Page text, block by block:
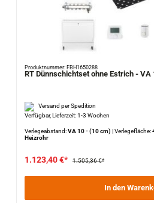
Produktnummer: FBH1650288
RT Dünnschichtset ohne Estrich - VA
Versand per Spedition
Verfügbar, Lieferzeit: 1-3 Wochen
Verlegeabstand:
VA 10 - (10 cm) |Verlegefläche:
Heizrohr
1.123,40 €* 1.505,36 €*
In den